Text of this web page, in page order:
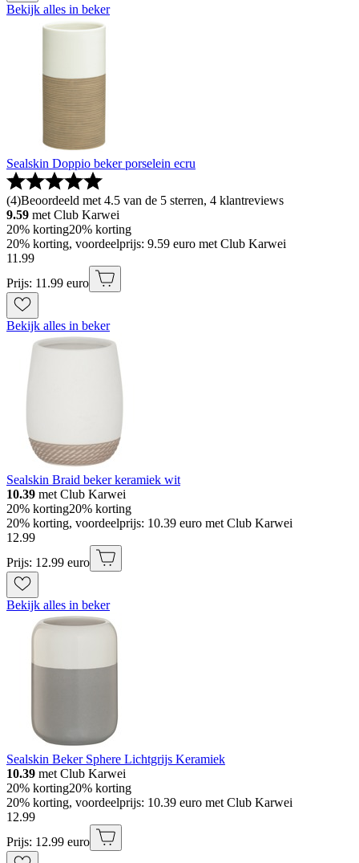
Bekijk alles in beker
Sealskin Doppio beker porselein ecru
(4)Beoordeeld met 4.5 van de 5 sterren, 4 klantreviews
9.59 met Club Karwei
20% korting20% korting
20% korting, voordeelprijs: 9.59 euro met Club Karwei
11 .99
Prijs: 11.99 euro
Bekijk alles in beker
Sealskin Braid beker keramiek wit
10.39 met Club Karwei
20% korting20% korting
20% korting, voordeelprijs: 10.39 euro met Club Karwei
12.99
Prijs: 12.99 euro
Bekijk alles in beker
Sealskin Beker Sphere Lichtgrijs Keramiek
10.39 met Club Karwei
20% korting20% korting
20% korting, voordeelprijs: 10.39 euro met Club Karwei
12.99
Prijs: 12.99 euro